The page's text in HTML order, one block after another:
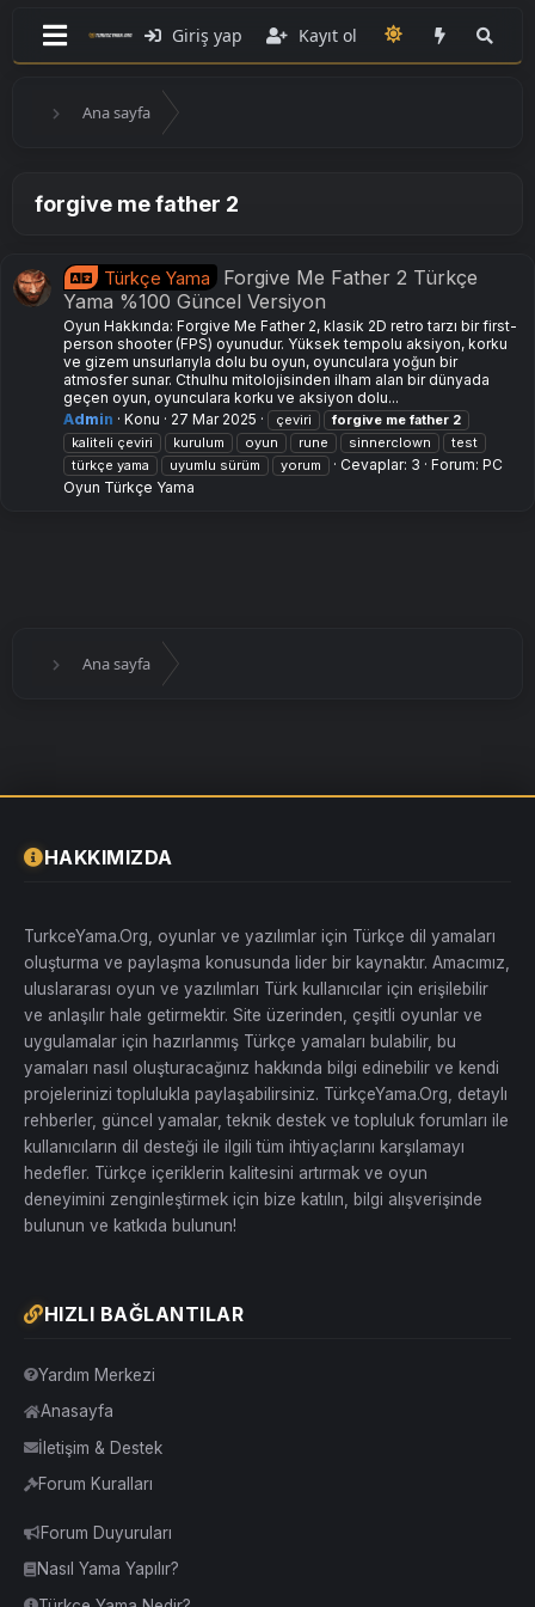
Giriş yap Kayıt ol
Ana sayfa
forgive me father 2
Türkçe Yama
Forgive Me Father 2 Türkçe
Yama %100 Güncel Versiyon
Oyun Hakkında: Forgive Me Father 2, klasik 2D retro tarzı bir first-
person shooter (FPS) oyunudur. Yüksek tempolu aksiyon, korku
ve gizem unsurlarıyla dolu bu oyun, oyunculara yoğun bir
atmosfer sunar. Cthulhu mitolojisinden ilham alan bir dünyada
geçen oyun, oyunculara korku ve aksiyon dolu...
Admin
Konu 27 Mar 2025 çeviri forgive me father 2
kaliteli çeviri
kurulum oyun rune sinnerclown
test
türkçe yama
uyumlu sürüm yorum Cevaplar: 3 Forum: PC
Oyun Türkçe Yama
Ana sayfa
HAKKIMIZDA
TurkceYama.Org, oyunlar ve yazılımlar için Türkçe dil yamaları
oluşturma ve paylaşma konusunda lider bir kaynaktır. Amacımız,
uluslararası oyun ve yazılımları Türk kullanıcılar için erişilebilir
ve anlaşılır hale getirmektir. Site üzerinden, çeşitli oyunlar ve
uygulamalar için hazırlanmış Türkçe yamaları bulabilir, bu
yamaları nasıl oluşturacağınız hakkında bilgi edinebilir ve kendi
projelerinizi toplulukla paylaşabilirsiniz. TürkçeYama.Org, detaylı
rehberler, güncel yamalar, teknik destek ve topluluk forumları ile
kullanıcıların dil desteği ile ilgili tüm ihtiyaçlarını karşılamayı
hedefler. Türkçe içeriklerin kalitesini artırmak ve oyun
deneyimini zenginleştirmek için bize katılın, bilgi alışverişinde
bulunun ve katkıda bulunun!
HIZLI BAĞLANTILAR
Yardım Merkezi
Anasayfa
İletişim & Destek
Forum Kuralları
Forum Duyuruları
Nasıl Yama Yapılır?